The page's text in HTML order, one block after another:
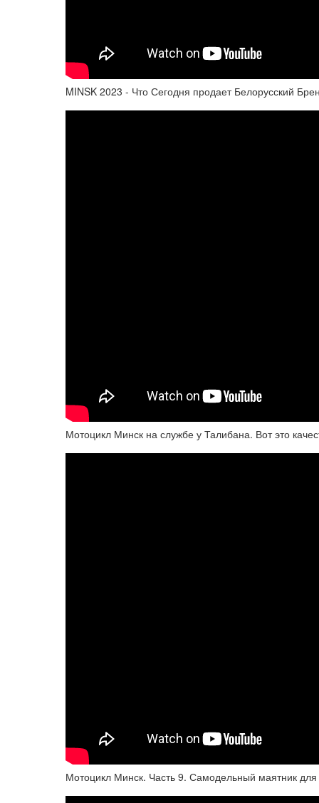
MINSK 2023 - Что Сегодня продает Белорусский
Мотоцикл Минск на службе у Талибана. Вот это
Мотоцикл Минск. Часть 9. Самодельный маятник